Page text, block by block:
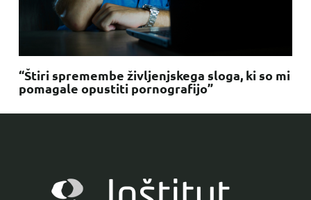
“Štiri spremembe življenjskega sloga, ki so mi
pomagale opustiti pornografijo”